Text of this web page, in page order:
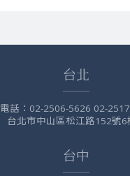
台北
電話： 02-2506-5626 02-
台北市中山區松江路152號6
台中